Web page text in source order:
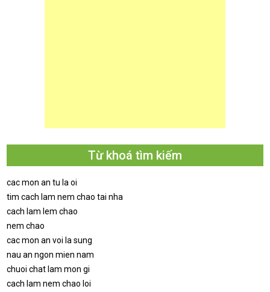
Từ khoá tìm kiếm
cac mon an tu la oi
tim cach lam nem chao tai nha
cach lam lem chao
nem chao
cac mon an voi la sung
nau an ngon mien nam
chuoi chat lam mon gi
cach lam nem chao loi